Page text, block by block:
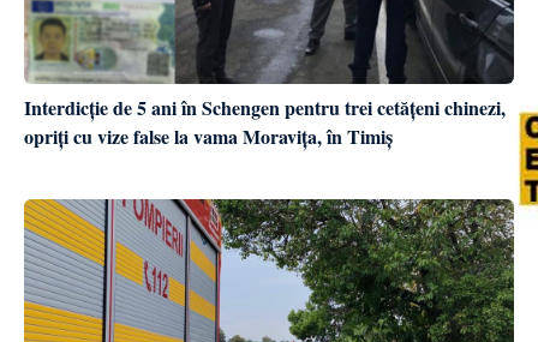
Interdicție de 5 ani în Schengen pentru trei cetățeni chinezi,
opriți cu vize false la vama Moravița, în Timiș